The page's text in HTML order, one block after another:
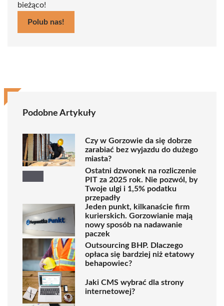
bieżąco!
Polub nas!
Podobne Artykuły
Czy w Gorzowie da się dobrze
zarabiać bez wyjazdu do dużego
miasta?
Ostatni dzwonek na rozliczenie
PIT za 2025 rok. Nie pozwól, by
Twoje ulgi i 1,5% podatku
przepadły
Jeden punkt, kilkanaście firm
kurierskich. Gorzowianie mają
nowy sposób na nadawanie
paczek
Outsourcing BHP. Dlaczego
opłaca się bardziej niż etatowy
behapowiec?
Jaki CMS wybrać dla strony
internetowej?